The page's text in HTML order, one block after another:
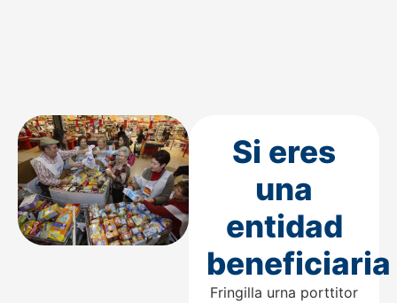
Si eres
una
entidad
beneficiaria
Fringilla urna porttitor